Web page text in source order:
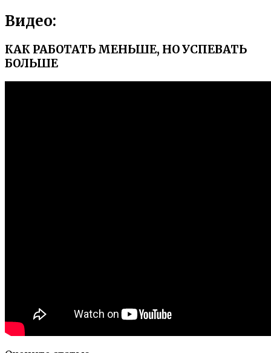
Видео:
КАК РАБОТАТЬ МЕНЬШЕ, НО УСПЕВАТЬ
БОЛЬШЕ